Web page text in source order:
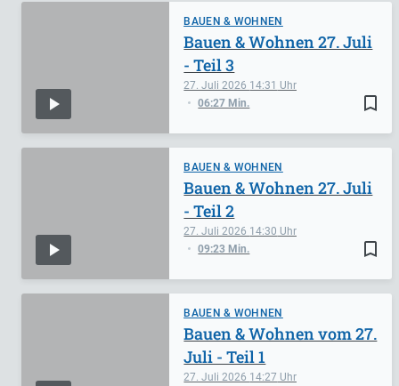
BAUEN & WOHNEN
bookmark_border
27. Juli 2026 14:31
06:27 Min.
Bauen & Wohnen 27. Juli
- Teil 3
BAUEN & WOHNEN
bookmark_border
27. Juli 2026 14:30
09:23 Min.
Bauen & Wohnen 27. Juli
- Teil 2
BAUEN & WOHNEN
27. Juli 2026 14:27
Bauen & Wohnen vom 27.
Juli - Teil 1